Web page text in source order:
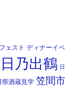
ェスト ディナーイ
日乃出鶴
県酒蔵見学 笠間市